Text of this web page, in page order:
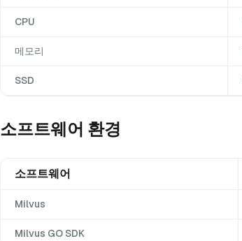
CPU
메모리
SSD
소프트웨어 환경
소프트웨어
Milvus
Milvus GO SDK